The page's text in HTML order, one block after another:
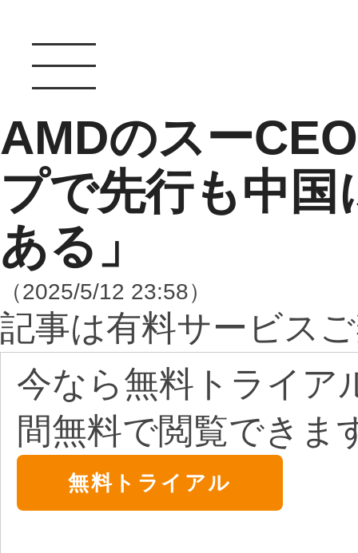
AMDのスー
プで先行も中
ある」
（2025/5/12 23:58）
記事は有料サービス
今なら無料トライア
間無料で閲覧できま
無料トライアル